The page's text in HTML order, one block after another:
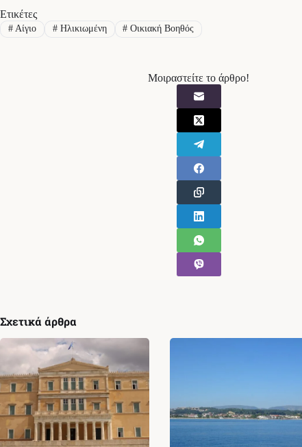
Ετικέτες
#Αίγιο #Ηλικιωμένη # Οικιακή Βοηθός
Μοιραστείτε το άρθρο!
Σχετικά άρθρα